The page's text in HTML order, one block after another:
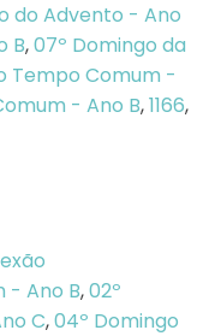
do Advento - Ano
B,07º Domingo da
Tempo Comum -
- Ano B,1166,
- Ano B,02º
C,04º Domingo